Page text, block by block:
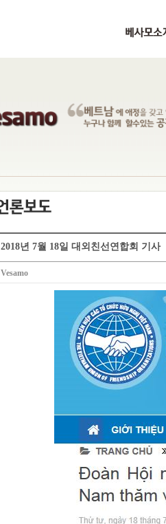
2018년 7월 18일 대외친선연합회 기사
Vesamo